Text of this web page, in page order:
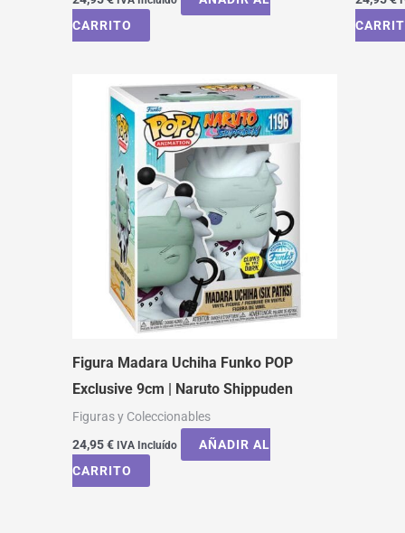
CARRITO
Figura Madara Uchiha Funko POP
Exclusive 9cm | Naruto Shippuden
Figuras y Coleccionables
24,95€ IVA Incluído
AÑADIR AL
CARRITO